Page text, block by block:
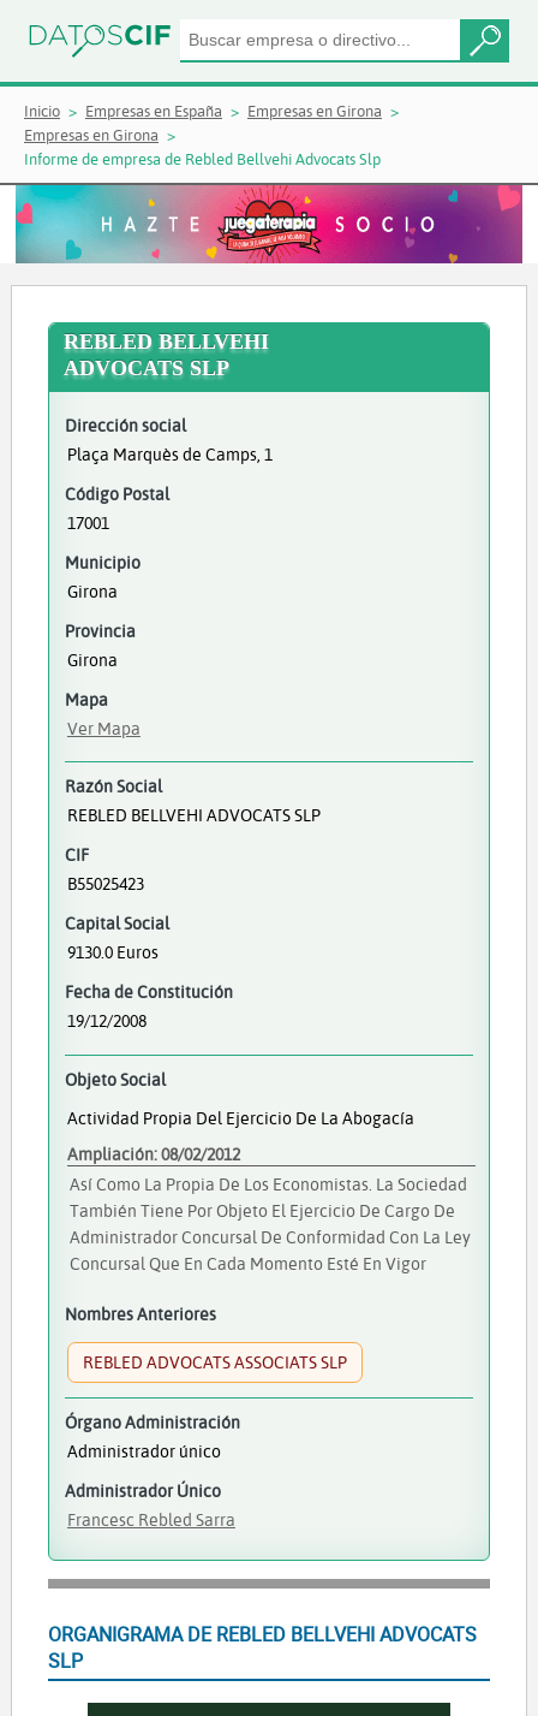
Inicio Empresas en España
Empresas en Girona
Empresas en Girona
Informe de empresa de Rebled Bellvehi Advocats Slp
REBLED BELLVEHI
ADVOCATS SLP
Dirección social
Plaça Marquès de Camps, 1
Código Postal
17001
Municipio
Girona
Provincia
Girona
Mapa
Ver Mapa
Razón Social
REBLED BELLVEHI ADVOCATS SLP
CIF
B55025423
Capital Social
9130.0 Euros
Fecha de Constitución
19/12/2008
Objeto Social
Actividad Propia Del Ejercicio De La Abogacía
Ampliación: 08/02/2012
Así Como La Propia De Los Economistas. La Sociedad
También Tiene Por Objeto El Ejercicio De Cargo De
Administrador Concursal De Conformidad Con La Ley
Concursal Que En Cada Momento Esté En Vigor
Nombres Anteriores
REBLED ADVOCATS ASSOCIATS SLP
Órgano Administración
Administrador único
Administrador Único
Francesc Rebled Sarra
ORGANIGRAMA DE REBLED BELLVEHI ADVOCATS
SLP